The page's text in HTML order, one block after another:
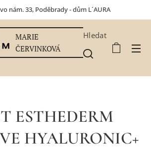
nám. 33, Poděbrady - dům L´AURA
MARIE
ČERVINKOVÁ
Hledat
ESTHEDERM
HYALURONIC+